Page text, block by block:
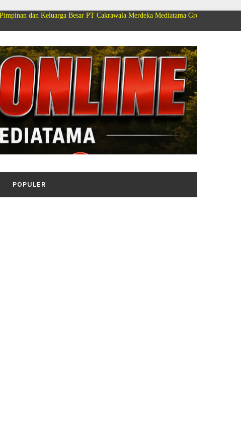
Besar PT Cakrawala Merdeka Mediatama Group Mengucapkan Selamat
POPULER